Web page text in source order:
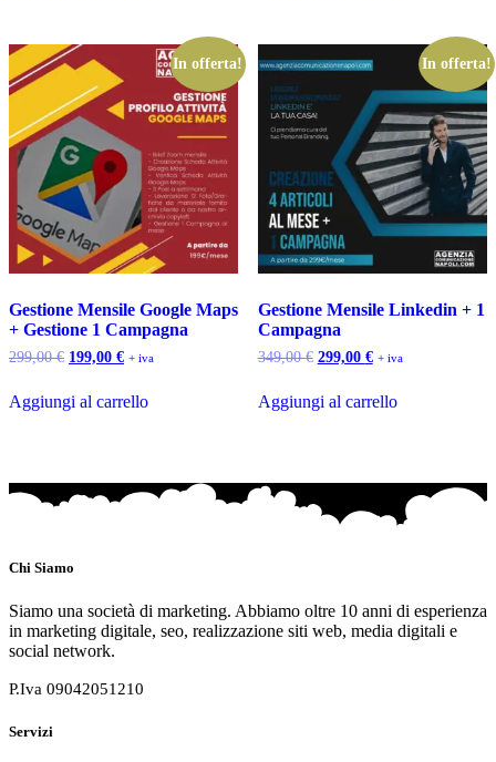
In offerta!
Gestione Mensile Google Maps
+ Gestione 1 Campagna
299,00€ Il
originale
era:
199,00 €Il
attuale
è:
+ iva
Aggiungi al carrello
In offerta!
Gestione Mensile Linkedin + 1
Campagna
349,00€ Il
originale
era:
299,00 €Il
attuale
è:
+ iva
Aggiungi al carrello
Chi Siamo
Siamo una società di marketing. Abbiamo oltre 10 anni di esperienza
in marketing digitale, seo, realizzazione siti web, media digitali e
social network.
P.Iva 09042051210
Servizi